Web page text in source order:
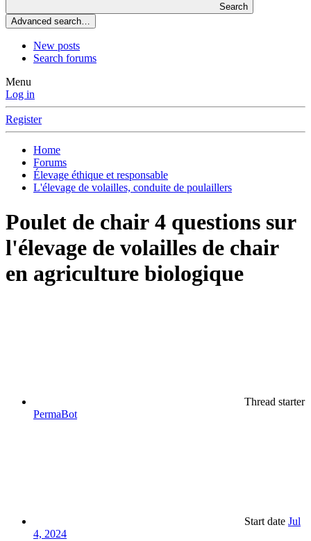
Search
Advanced search…
New posts
Search forums
Menu
Log in
Register
Home
Forums
Élevage éthique et responsable
L'élevage de volailles, conduite de poulaillers
Poulet de chair 4 questions sur
l'élevage de volailles de chair
en agriculture biologique
Thread starter
PermaBot
Start date Jul
4, 2024